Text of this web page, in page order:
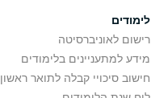
לימודים
רישום לאוניברסיטה
מידע למתעניינים בלימודים
חישוב סיכויי קבלה לתואר ראשון